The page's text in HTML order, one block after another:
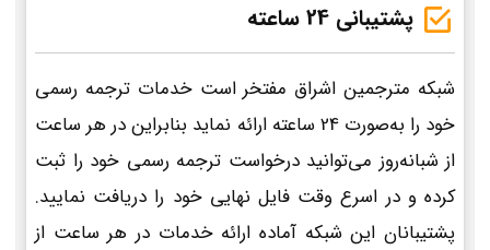
پشتیبانی 24 ساعته
شبکه مترجمین اشراق مفتخر است خدمات ترجمه رسمی
خود را به‌صورت 24 ساعته ارائه نماید بنابراین در هر ساعت
از شبانه‌روز می‌توانید درخواست ترجمه رسمی خود را ثبت
کرده و در اسرع وقت فایل نهایی خود را دریافت نمایید.
پشتیبانان این شبکه آماده ارائه خدمات در هر ساعت از